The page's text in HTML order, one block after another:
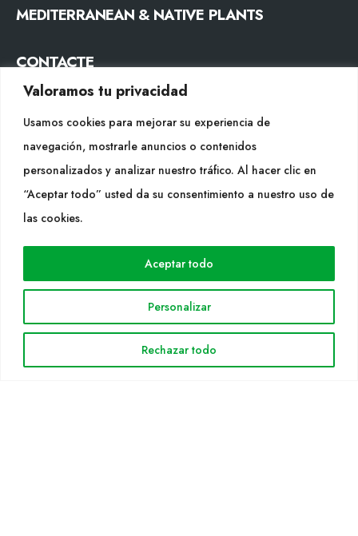
Valoramos tu privacidad
Usamos cookies para mejorar su experiencia de
navegación, mostrarle anuncios o contenidos
personalizados y analizar nuestro tráfico. Al hacer clic en
“Aceptar todo” usted da su consentimiento a nuestro uso de
las cookies.
Personalizar
Rechazar todo
Aceptar todo
MEDITERRANEAN & NATIVE PLANTS
CONTACTE
Tel. +34 977053013
info@cultidelta.com
SEGUEIX-NOS
WEB
Árees de treball
Solicitud Catàleg